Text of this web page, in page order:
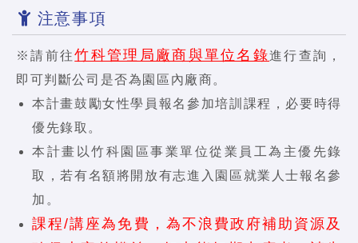
注意事項
※請前往竹科管理局廠商與單位名錄進行查詢，
即可判斷公司是否為園區內廠商。
本計畫鼓勵女性學員報名參加培訓課程，必要時得
優先錄取。
本計畫以竹科園區事業單位從業員工為主優先錄
取，若有名額將開放有志進入園區就業人士報名參
加。
課程/講座為免費，為不浪費政府補助資源及